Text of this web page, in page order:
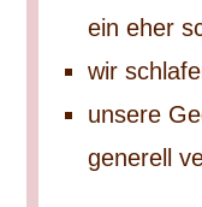
ein eher
wir
unsere
generell